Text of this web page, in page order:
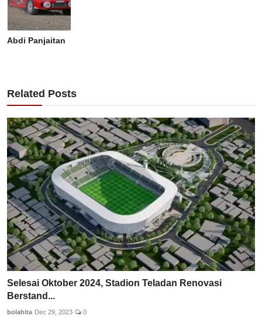
Abdi Panjaitan
Related Posts
Selesai Oktober 2024, Stadion Teladan Renovasi
Berstand...
bolahita Dec 29, 2023 0